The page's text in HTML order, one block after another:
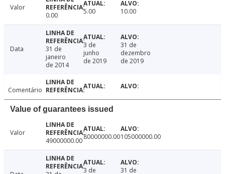
Valor
0.00
5.00 10.00
Data
31 de
janeiro
de 2014
3 de
junho
de 2019
31 de
dezembro
de 2019
Comentário
Value of guarantees issued
Valor
49000000.0080000000.00105000000.00
3 de 31 de